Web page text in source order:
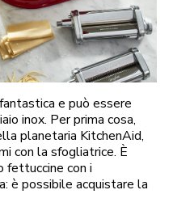
e può essere
inox. Per prima cosa,
planetaria KitchenAid,
con la sfogliatrice. È
fettuccine con i
è possibile acquistare la